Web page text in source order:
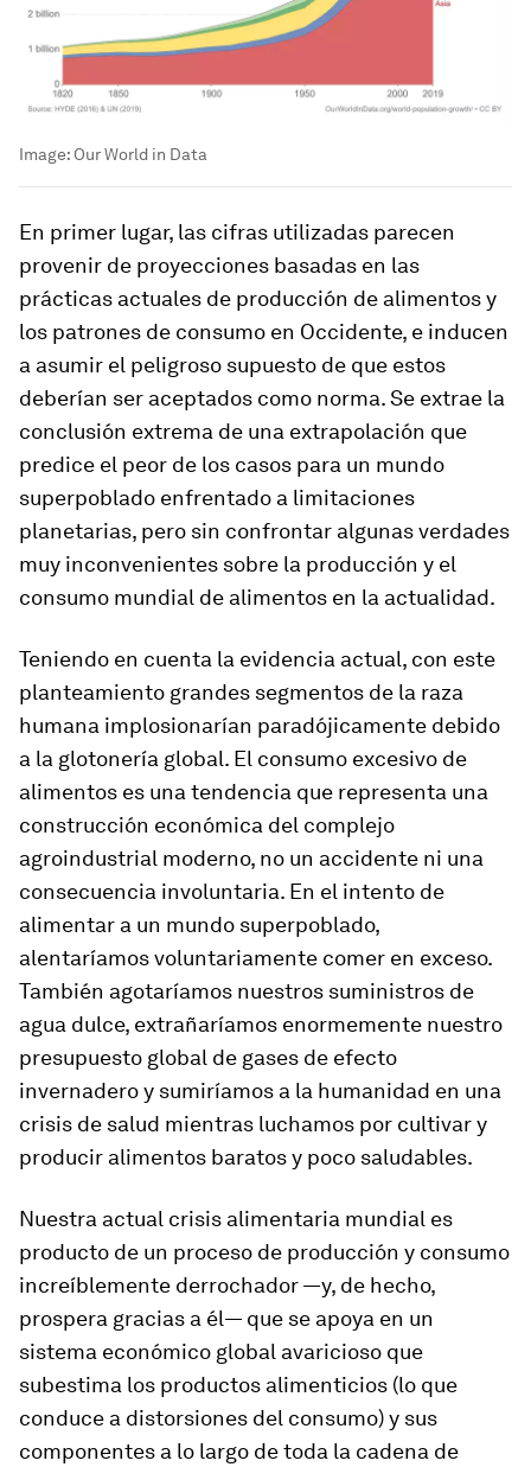
Image: Our World in Data
En primer lugar, las cifras utilizadas parecen
provenir de proyecciones basadas en las
prácticas actuales de producción de alimentos y
los patrones de consumo en Occidente, e inducen
a asumir el peligroso supuesto de que estos
deberían ser aceptados como norma. Se extrae la
conclusión extrema de una extrapolación que
predice el peor de los casos para un mundo
superpoblado enfrentado a limitaciones
planetarias, pero sin confrontar algunas verdades
muy inconvenientes sobre la producción y el
consumo mundial de alimentos en la actualidad.
Teniendo en cuenta la evidencia actual, con este
planteamiento grandes segmentos de la raza
humana implosionarían paradójicamente debido
a la glotonería global. El consumo excesivo de
alimentos es una tendencia que representa una
construcción económica del complejo
agroindustrial moderno, no un accidente ni una
consecuencia involuntaria. En el intento de
alimentar a un mundo superpoblado,
alentaríamos voluntariamente comer en exceso.
También agotaríamos nuestros suministros de
agua dulce, extrañaríamos enormemente nuestro
presupuesto global de gases de efecto
invernadero y sumiríamos a la humanidad en una
crisis de salud mientras luchamos por cultivar y
producir alimentos baratos y poco saludables.
Nuestra actual crisis alimentaria mundial es
producto de un proceso de producción y consumo
increíblemente derrochador —y, de hecho,
prospera gracias a él— que se apoya en un
sistema económico global avaricioso que
subestima los productos alimenticios (lo que
conduce a distorsiones del consumo) y sus
componentes a lo largo de toda la cadena de